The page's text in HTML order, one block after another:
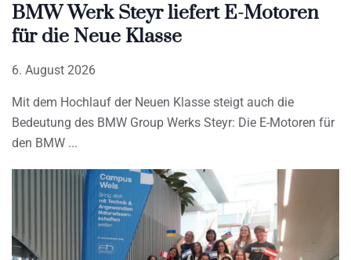
BMW Werk Steyr liefert E-Motoren
für die Neue Klasse
6. August 2026
Mit dem Hochlauf der Neuen Klasse steigt auch die
Bedeutung des BMW Group Werks Steyr: Die E-Motoren für
den BMW